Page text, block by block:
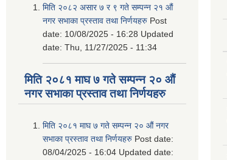
मिति २०८२ असार ७ र ९ गते सम्पन्न २१ औं
नगर सभाका प्रस्ताव तथा निर्णयहरु Post
date: 10/08/2025 - 16:28 Updated
date: Thu, 11/27/2025 - 11:34
मिति २०८१ माघ ७ गते सम्पन्न २० औं
नगर सभाका प्रस्ताव तथा निर्णयहरु
मिति २०८१ माघ ७ गते सम्पन्न २० औं नगर
सभाका प्रस्ताव तथा निर्णयहरु Post date:
08/04/2025 - 16:04 Updated date: